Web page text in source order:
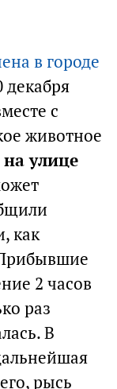
в городе
декабря
с
животное
улице
как
2 часов
раз
В
рысь